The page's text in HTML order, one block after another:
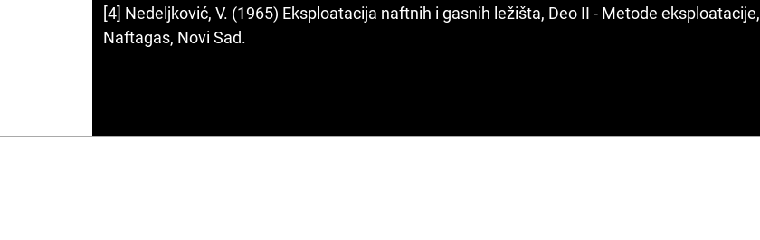
[4] Nedeljković, V. (1965) Eksploatacija naftnih i gasnih ležišta, Deo II - Metode eksploatacije,
Naftagas, Novi Sad.